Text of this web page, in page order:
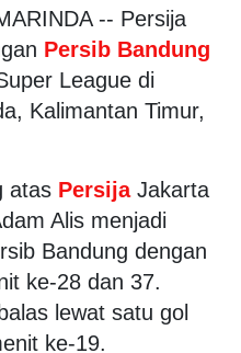
-- Persija
Persib Bandung
League di
Kalimantan Timur,
atas Persija Jakarta
Alis menjadi
Bandung dengan
ke-28 dan 37.
lewat satu gol
ke-19.